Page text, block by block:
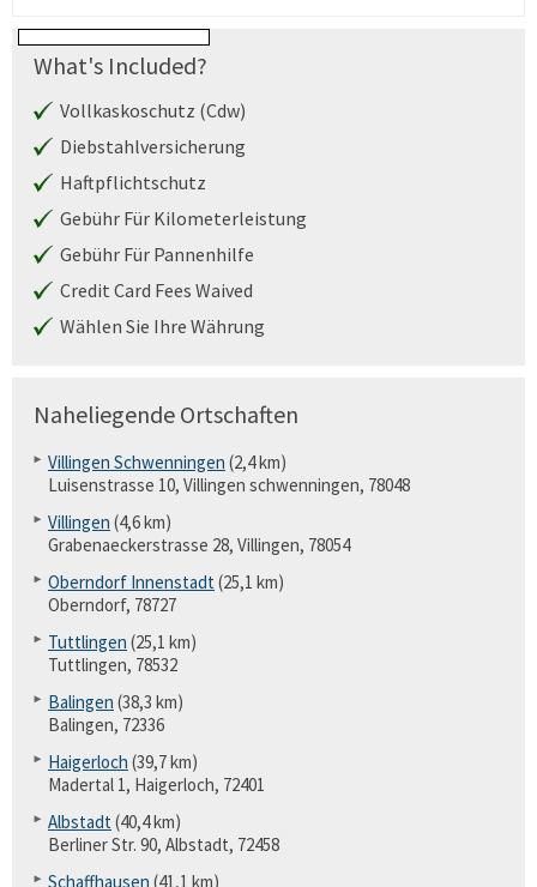
What's Included?
Vollkaskoschutz (Cdw)
Diebstahlversicherung
Haftpflichtschutz
Gebühr Für Kilometerleistung
Gebühr Für Pannenhilfe
Credit Card Fees Waived
Wählen Sie Ihre Währung
Naheliegende Ortschaften
Villingen Schwenningen (2,4 km)
Luisenstrasse 10, Villingen schwenningen, 78048
Villingen (4,6 km)
Grabenaeckerstrasse 28, Villingen, 78054
Oberndorf Innenstadt(25,1 km)
Oberndorf, 78727
Tuttlingen (25,1 km)
Tuttlingen, 78532
Balingen (38,3 km)
Balingen, 72336
Haigerloch (39,7 km)
Madertal 1, Haigerloch, 72401
Albstadt(40,4 km)
Berliner Str. 90, Albstadt, 72458
Schaffhausen (41,1 km)